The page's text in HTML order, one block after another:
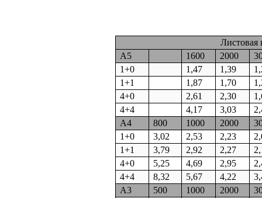
Листовая
А5
1600 2000
1+0
1,47 1,39
1+1
1,87 1,70
4+0
2,61 2,30
4+4
4,17 3,03
А4
800 1000 2000
1+0
3,02 2,53 2,23
1+1
3,79 2,92 2,27
4+0
5,25 4,69 2,95
4+4
8,32 5,67 4,22
А3
500 1000 2000